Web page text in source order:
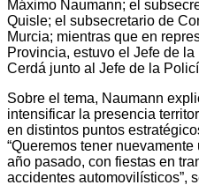
Máximo Naumann; el
Quisle; el subsecretario de
Murcia; mientras que en
Provincia, estuvo el Jefe de
Cerdá junto al Jefe de la
Sobre el tema, Naumann
intensificar la presencia
en distintos puntos
“Queremos tener
año pasado, con fiestas en
accidentes automovilísticos”,